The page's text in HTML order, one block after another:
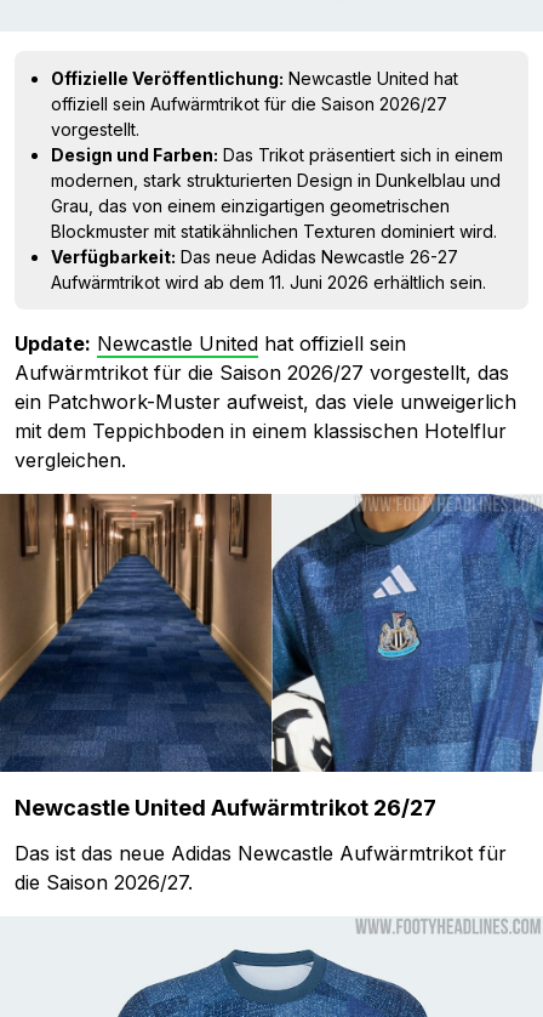
Offizielle Veröffentlichung: Newcastle United hat
offiziell sein Aufwärmtrikot für die Saison 2026/27
vorgestellt.
Design und Farben: Das Trikot präsentiert sich in einem
modernen, stark strukturierten Design in Dunkelblau und
Grau, das von einem einzigartigen geometrischen
Blockmuster mit statikähnlichen Texturen dominiert wird.
Verfügbarkeit: Das neue Adidas Newcastle 26-27
Aufwärmtrikot wird ab dem 11. Juni 2026 erhältlich sein.
Update: Newcastle United hat offiziell sein
Aufwärmtrikot für die Saison 2026/27 vorgestellt, das
ein Patchwork-Muster aufweist, das viele unweigerlich
mit dem Teppichboden in einem klassischen Hotelflur
vergleichen.
Newcastle United Aufwärmtrikot 26/27
Das ist das neue Adidas Newcastle Aufwärmtrikot für
die Saison 2026/27.